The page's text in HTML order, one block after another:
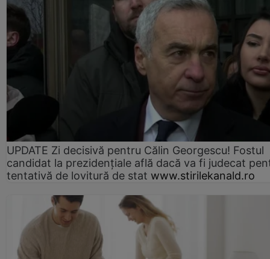
UPDATE Zi decisivă pentru Călin Georgescu! Fostul
candidat la prezidențiale află dacă va fi judecat
tentativă de lovitură de stat www.stirilekanald.ro